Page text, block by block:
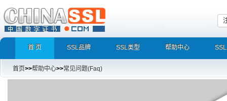
首 页 SSL品牌 SSL类型 帮助中心
首页>>帮助中心>>常见问题(Faq)